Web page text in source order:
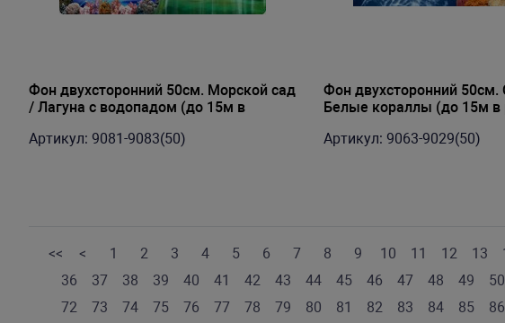
Фон двухсторонний 50см. Морской сад
/ Лагуна с водопадом (до 15м в
Артикул: 9081-9083(50)
Фон двухсторонний
Белые кораллы (до 15м в
Артикул: 9063-9029(50)
<< < 1 2 3 4 5 6 7 8 9 10 11 12 13
36
37 38 39 40 41 42 43 44 45 46 47 48 49 50
72
73 74 75 76 77 78 79 80 81 82 83 84 85 86